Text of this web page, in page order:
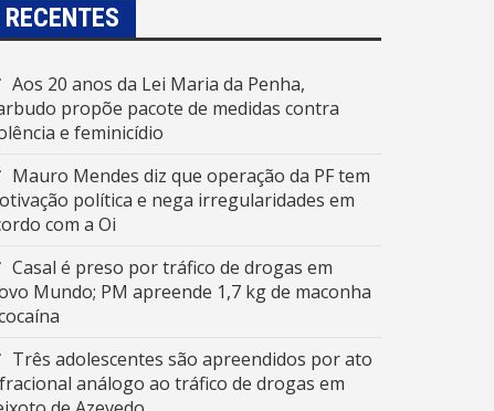
RECENTES
Aos 20 anos da Lei Maria da Penha,
propõe pacote de medidas contra
e feminicídio
Mauro Mendes diz que operação da PF tem
política e nega irregularidades em
com a Oi
Casal é preso por tráfico de drogas em
Mundo; PM apreende 1,7 kg de maconha
Três adolescentes são apreendidos por ato
análogo ao tráfico de drogas em